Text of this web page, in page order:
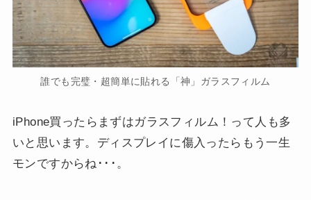
誰でも完璧・超簡単に貼れる「神」ガラスフィルム
iPhone買ったらまずはガラスフィルム！って人も多
いと思います。ディスプレイに傷入ったらもう一生
モンですからね･･･。